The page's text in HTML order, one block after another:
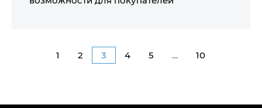
1 2 3 4 5 … 10